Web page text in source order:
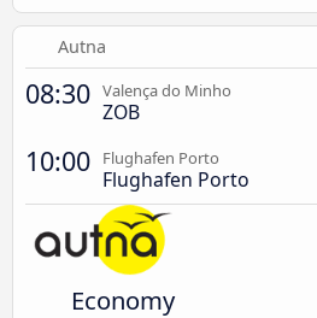
Autna
08:30 Valença do Minho
ZOB
10:00 Flughafen Porto
Flughafen Porto
Economy